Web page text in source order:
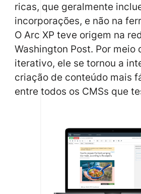
ricas, que geralmente
incorporações, e não na
O Arc XP teve origem na
Washington Post. Por meio
iterativo, ele se tornou a
criação de conteúdo mais
entre todos os CMSs que